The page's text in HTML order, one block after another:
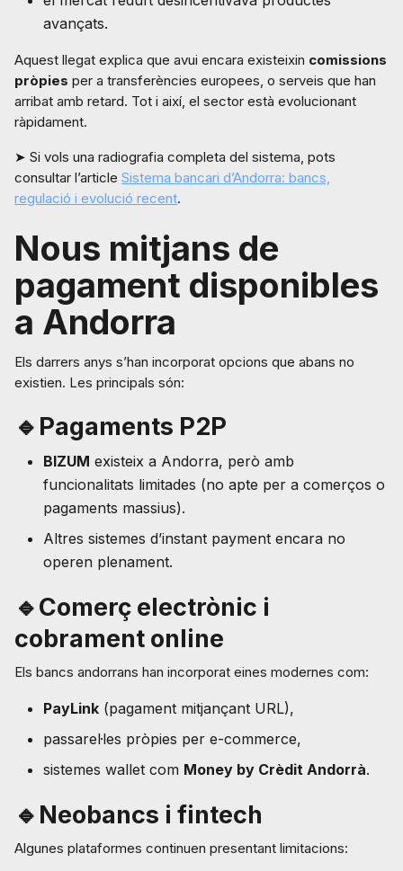
avançats.
Aquest llegat explica que avui encara existeixin comissions
pròpies per a transferències europees, o serveis que han
arribat amb retard. Tot i així, el sector està evolucionant
ràpidament.
➤ Si vols una radiografia completa del sistema, pots
consultar l’article Sistema bancari d’Andorra: bancs,
regulació i evolució recent.
Nous mitjans de
pagament disponibles
a Andorra
Els darrers anys s’han incorporat opcions que abans no
existien. Les principals són:
🔹Pagaments P2P
BIZUM existeix a Andorra, però amb
funcionalitats limitades (no apte per a comerços o
pagaments massius).
Altres sistemes d’instant payment encara no
operen plenament.
🔹Comerç electrònic i
cobrament online
Els bancs andorrans han incorporat eines modernes com:
PayLink (pagament mitjançant URL),
passarel·les pròpies per e-commerce,
sistemes wallet com Money by Crèdit Andorrà.
🔹Neobancs i fintech
Algunes plataformes continuen presentant limitacions: